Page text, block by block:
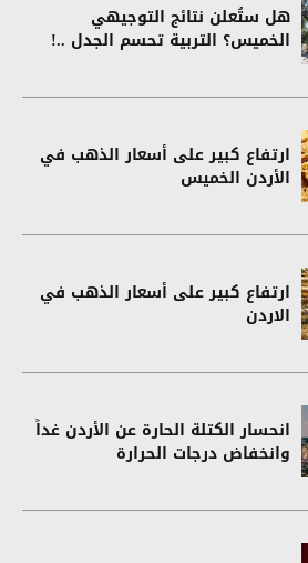
هل ستُعلن نتائج التوجيهي
الخميس؟ التربية تحسم الجدل ..!
ارتفاع كبير على أسعار الذهب في
الأردن الخميس
ارتفاع كبير على أسعار الذهب في
الاردن
انحسار الكتلة الحارة عن الأردن غداً
وانخفاض درجات الحرارة